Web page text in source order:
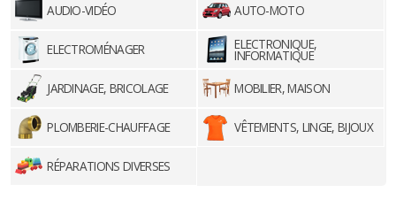
AUDIO-VIDÉO AUTO-MOTO
ELECTROMÉNAGER ELECTRONIQUE,
INFORMATIQUE
JARDINAGE, BRICOLAGE
MOBILIER, MAISON
PLOMBERIE-CHAUFFAGE VÊTEMENTS, LINGE, BIJOUX
RÉPARATIONS DIVERSES